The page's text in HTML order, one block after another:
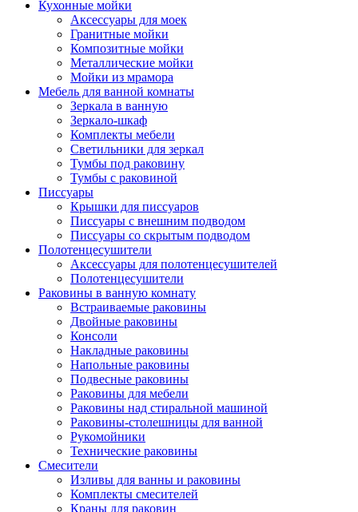
Кухонные мойки
Аксессуары для моек
Гранитные мойки
Композитные мойки
Металлические мойки
Мойки из мрамора
Мебель для ванной комнаты
Зеркала в ванную
Зеркало-шкаф
Комплекты мебели
Светильники для зеркал
Тумбы под раковину
Тумбы с раковиной
Писсуары
Крышки для писсуаров
Писсуары с внешним подводом
Писсуары со скрытым подводом
Полотенцесушители
Аксессуары для полотенцесушителей
Полотенцесушители
Раковины в ванную комнату
Встраиваемые раковины
Двойные раковины
Консоли
Накладные раковины
Напольные раковины
Подвесные раковины
Раковины для мебели
Раковины над стиральной машиной
Раковины-столешницы для ванной
Рукомойники
Технические раковины
Смесители
Изливы для ванны и раковины
Комплекты смесителей
Краны для раковин